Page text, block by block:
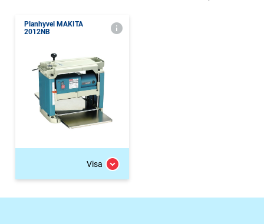
Planhyvel MAKITA
2012NB
Visa